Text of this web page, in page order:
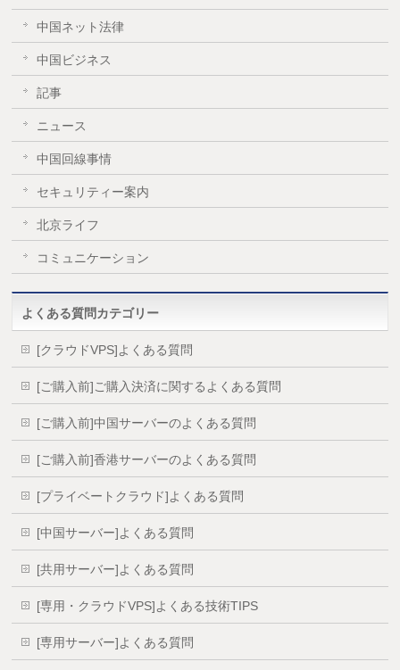
中国ネット法律
中国ビジネス
記事
ニュース
中国回線事情
セキュリティー案内
北京ライフ
コミュニケーション
よくある質問カテゴリー
[クラウドVPS]よくある質問
[ご購入前]ご購入決済に関するよくある質問
[ご購入前]中国サーバーのよくある質問
[ご購入前]香港サーバーのよくある質問
[プライベートクラウド]よくある質問
[中国サーバー]よくある質問
[共用サーバー]よくある質問
[専用・クラウドVPS]よくある技術TIPS
[専用サーバー]よくある質問